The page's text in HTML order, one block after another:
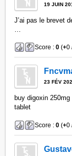
19 JUIN
J’ai pas le brevet
Score :0 (+0
23 FÉV
buy digoxin
tablet
Score :0 (+0